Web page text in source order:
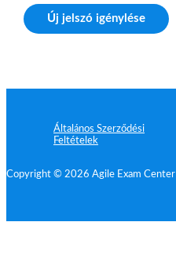
Új jelszó igénylése
Általános Szerződési
Feltételek
Copyright © 2026 Agile Exam Center